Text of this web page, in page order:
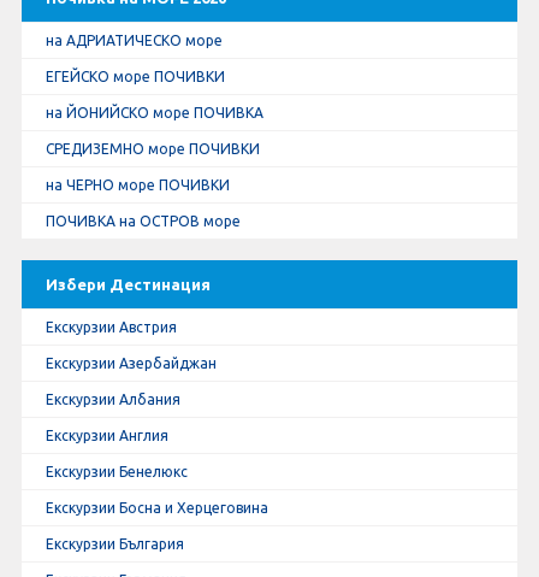
на АДРИАТИЧЕСКО море
ЕГЕЙСКО море ПОЧИВКИ
на ЙОНИЙСКО море ПОЧИВКА
СРЕДИЗЕМНО море ПОЧИВКИ
на ЧЕРНО море ПОЧИВКИ
ПОЧИВКА на ОСТРОВ море
Избери Дестинация
Екскурзии Австрия
Екскурзии Азербайджан
Екскурзии Албания
Екскурзии Англия
Екскурзии Бенелюкс
Екскурзии Босна и Херцеговина
Екскурзии България